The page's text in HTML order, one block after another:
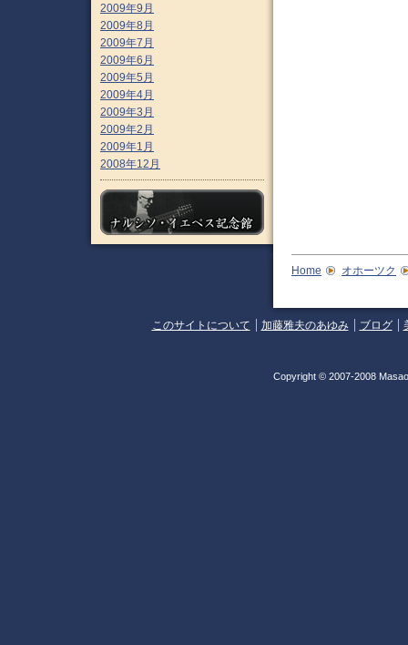
2009年9月
2009年8月
2009年7月
2009年6月
2009年5月
2009年4月
2009年3月
2009年2月
2009年1月
2008年12月
Home オホーツク
このサイトについて 加藤雅夫のあゆみ ブログ
Copyright © 2007-2008